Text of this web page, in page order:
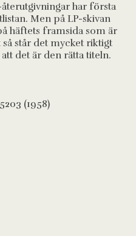
har första
Men på LP-skivan
häftets framsida som är
står det mycket riktigt
det är den rätta titeln.
(1958)